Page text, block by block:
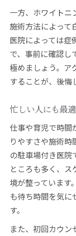
一方、ホワイトニ
施術方法によって
医院によっては症
で、事前に確認し
極めましょう。ア
することが、後悔
忙しい人にも最
仕事や育児で時間
りやすさや施術
の駐車場付き医院
ところも多く、
境が整っています
も待ち時間を気に
す。
また、初回カウ